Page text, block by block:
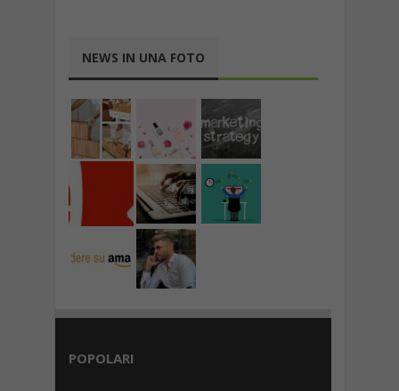
NEWS IN UNA FOTO
POPOLARI